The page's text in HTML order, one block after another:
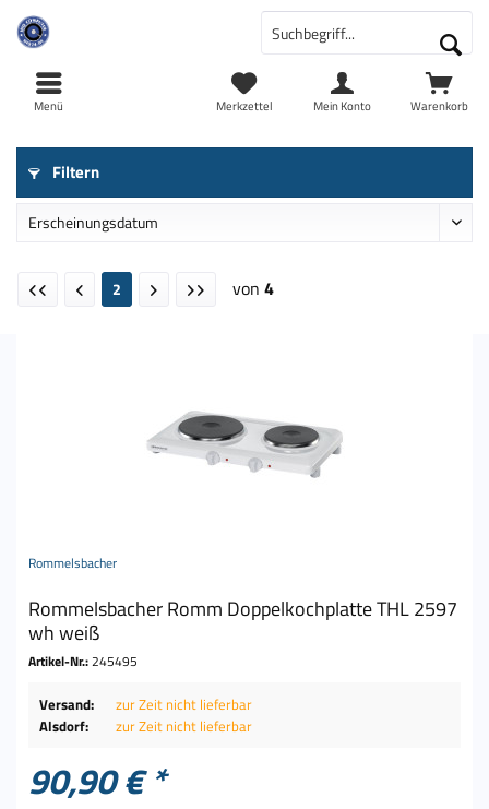
Warenkorb
Merkzettel Mein Konto
Menü
Filtern
2 von 4
Rommelsbacher
Rommelsbacher Romm Doppelkochplatte THL 2597
wh weiß
Artikel-Nr.:245495
Versand:
zur Zeit nicht lieferbar
Alsdorf:
zur Zeit nicht lieferbar
90,90 € *